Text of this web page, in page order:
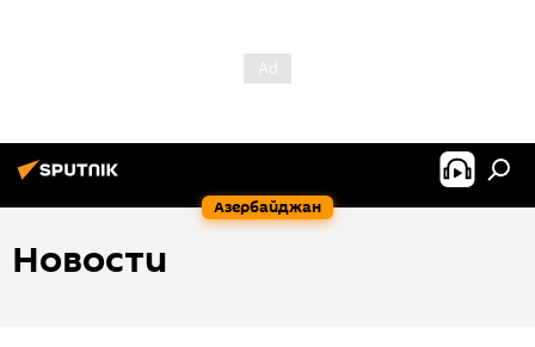
Азербайджан
Новости